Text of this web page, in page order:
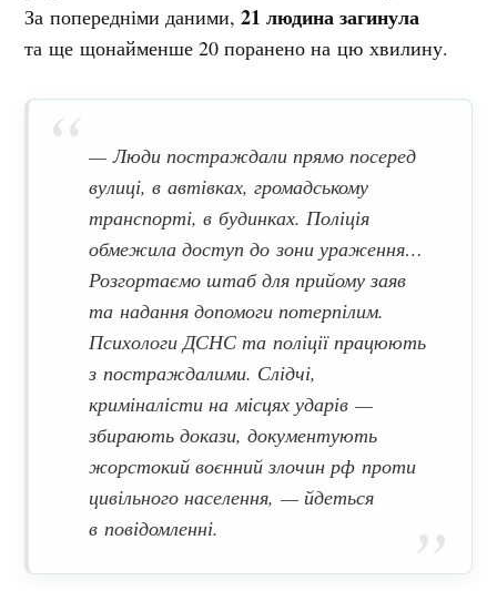
За попередніми даними,21 людина загинула
та ще щонайменше 20 поранено на цю хвилину.
— Люди постраждали прямо посеред
вулиці, в автівках, громадському
транспорті, в будинках. Поліція
обмежила доступ до зони ураження…
Розгортаємо штаб для прийому заяв
та надання допомоги потерпілим.
Психологи ДСНС та поліції працюють
з постраждалими. Слідчі,
криміналісти на місцях ударів —
збирають докази, документують
жорстокий воєнний злочин рф проти
цивільного населення, — йдеться
в повідомленні.